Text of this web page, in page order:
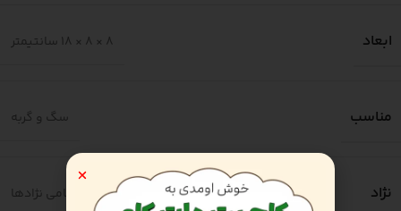
ابعاد 8 × 8 × 18 سانتیمتر
مناسب سگ و گربه
نژاد تمامی نژادها